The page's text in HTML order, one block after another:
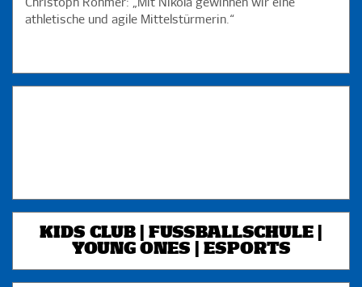
Christoph Rohmer: „Mit Nikola gewinnen wir eine
athletische und agile Mittelstürmerin.“
KIDS CLUB | FUSSBALLSCHULE |
YOUNG ONES | ESPORTS